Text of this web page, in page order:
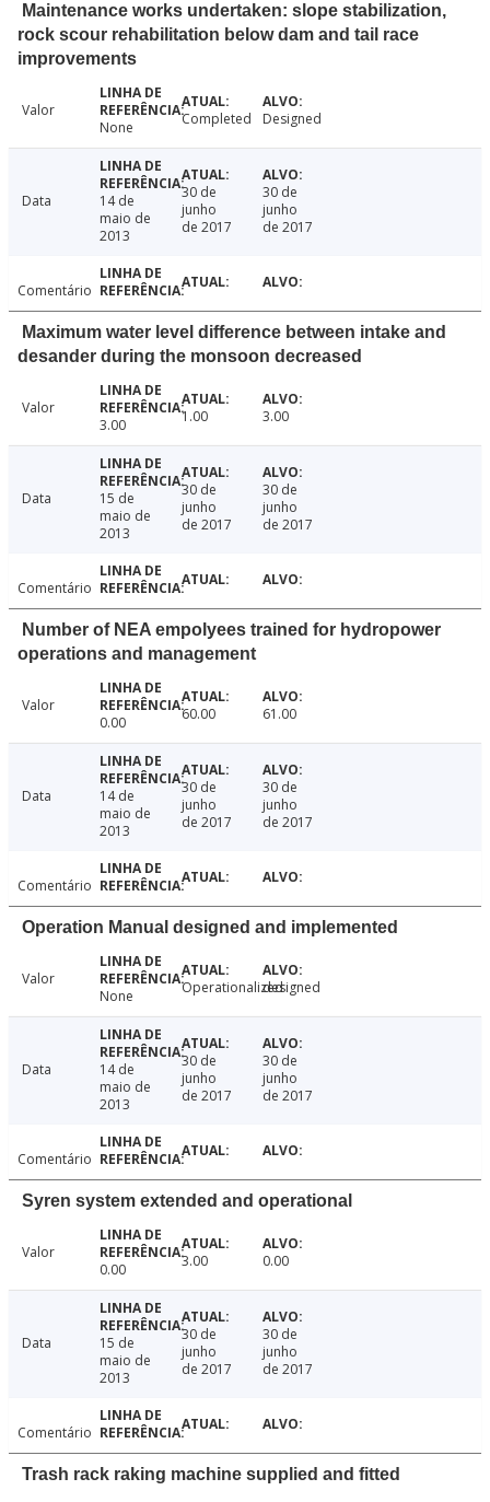
Maintenance works undertaken: slope stabilization,
rock scour rehabilitation below dam and tail race
improvements
Valor
None
Completed Designed
Data
14 de
maio de
2013
30 de
junho
de 2017
30 de
junho
de 2017
Comentário
Maximum water level difference between intake and
desander during the monsoon decreased
Valor
3.00
1.00 3.00
Data
15 de
maio de
2013
30 de
junho
de 2017
30 de
junho
de 2017
Comentário
Number of NEA empolyees trained for hydropower
operations and management
Valor
0.00
60.00 61.00
Data
14 de
maio de
2013
30 de
junho
de 2017
30 de
junho
de 2017
Comentário
Operation Manual designed and implemented
Valor
None
Operationalizeddesigned
Data
14 de
maio de
2013
30 de
junho
de 2017
30 de
junho
de 2017
Comentário
Syren system extended and operational
Valor
0.00
3.00 0.00
Data
15 de
maio de
2013
30 de
junho
de 2017
30 de
junho
de 2017
Comentário
Trash rack raking machine supplied and fitted